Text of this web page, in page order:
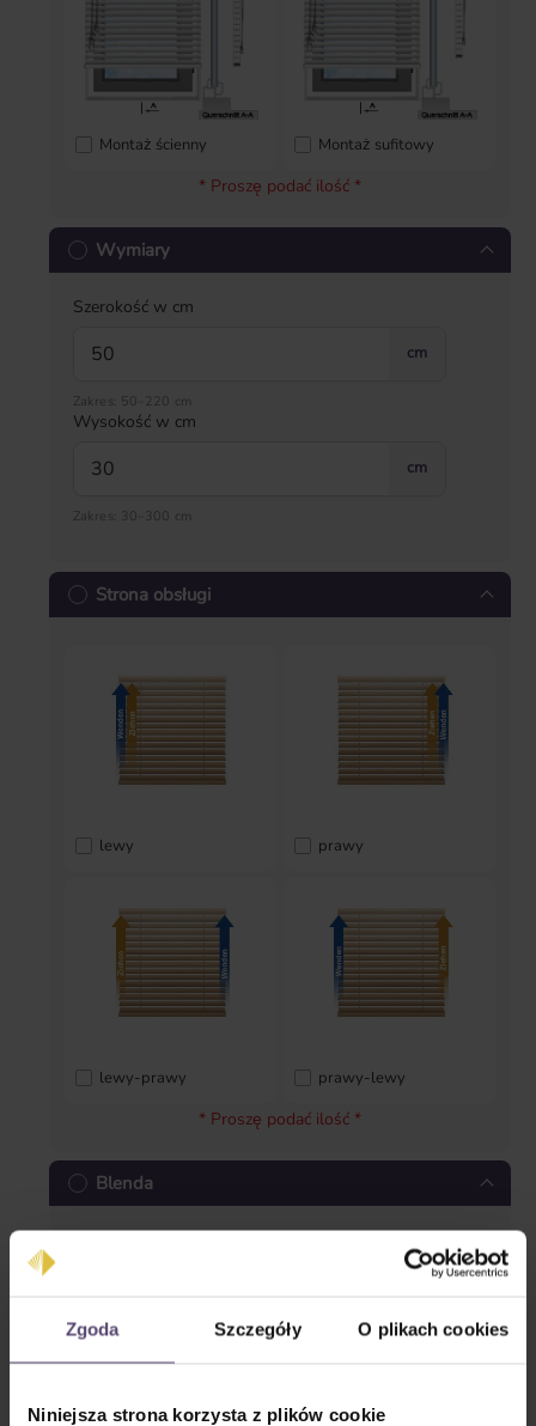
Zgoda Szczegóły O plikach cookies
Niniejsza strona korzysta z plików cookie
Montaż ścienny Montaż sufitowy
* Proszę podać ilość *
Wymiary
Szerokość w cm
cm
Zakres: 50–220 cm
Wysokość w cm
cm
Zakres: 30–300 cm
Strona obsługi
lewy prawy
lewy-prawy prawy-lewy
* Proszę podać ilość *
Blenda